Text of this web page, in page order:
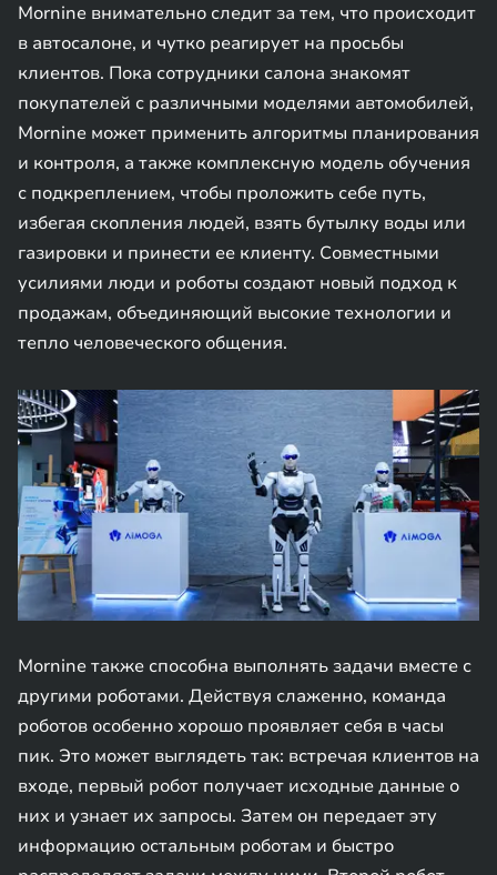
Mornine внимательно следит за тем, что происходит
в автосалоне, и чутко реагирует на просьбы
клиентов. Пока сотрудники салона знакомят
покупателей с различными моделями автомобилей,
Mornine может применить алгоритмы планирования
и контроля, а также комплексную модель обучения
с подкреплением, чтобы проложить себе путь,
избегая скопления людей, взять бутылку воды или
газировки и принести ее клиенту. Совместными
усилиями люди и роботы создают новый подход к
продажам, объединяющий высокие технологии и
тепло человеческого общения.
Mornine также способна выполнять задачи вместе с
другими роботами. Действуя слаженно, команда
роботов особенно хорошо проявляет себя в часы
пик. Это может выглядеть так: встречая клиентов на
входе, первый робот получает исходные данные о
них и узнает их запросы. Затем он передает эту
информацию остальным роботам и быстро